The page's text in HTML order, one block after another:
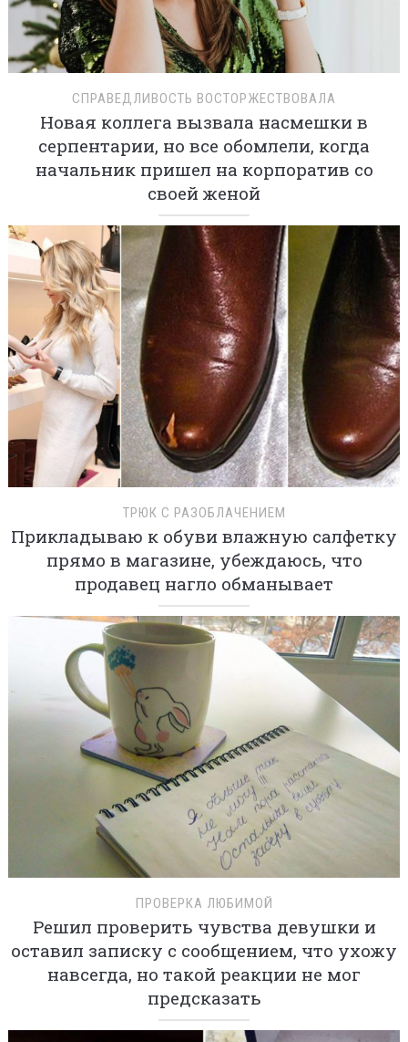
СПРАВЕДЛИВОСТЬ ВОСТОРЖЕСТВОВАЛА
Новая коллега вызвала насмешки в
серпентарии, но все обомлели, когда
начальник пришел на корпоратив со
своей женой
ТРЮК С РАЗОБЛАЧЕНИЕМ
Прикладываю к обуви влажную салфетку
прямо в магазине, убеждаюсь, что
продавец нагло обманывает
ПРОВЕРКА ЛЮБИМОЙ
Решил проверить чувства девушки и
оставил записку с сообщением, что ухожу
навсегда, но такой реакции не мог
предсказать